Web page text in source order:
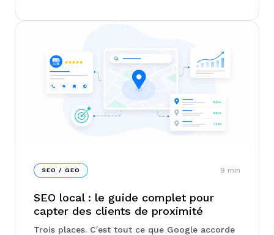
volume de contenu, et comment mesurer ce
SEO / GEO 9 min
SEO local : le guide complet pour
capter des clients de proximité
Trois places. C'est tout ce que Google accorde